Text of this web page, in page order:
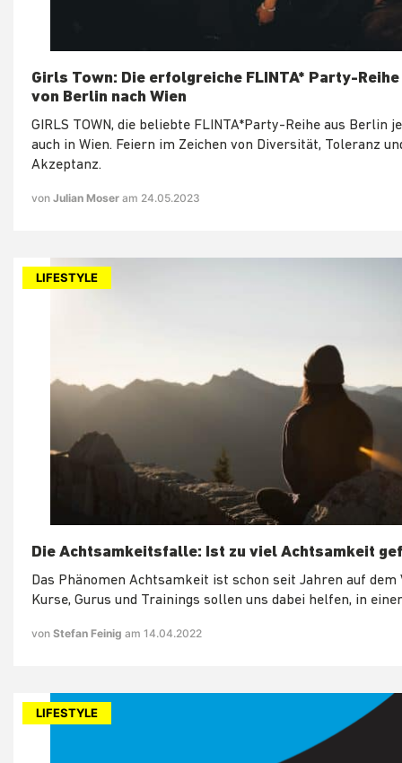
Girls Town: Die erfolgreiche FLINTA* Party-
von Berlin nach Wien
GIRLS TOWN, die beliebte FLINTA*Party-Reihe aus Berlin
auch in Wien. Feiern im Zeichen von Diversität, Toleranz
Akzeptanz.
von Julian Moser am 24.05.2023
LIFESTYLE
Die Achtsamkeitsfalle: Ist zu viel Achtsamkeit
Das Phänomen Achtsamkeit ist schon seit Jahren auf dem
Kurse, Gurus und Trainings sollen uns dabei helfen, in
von Stefan Feinig am 14.04.2022
LIFESTYLE